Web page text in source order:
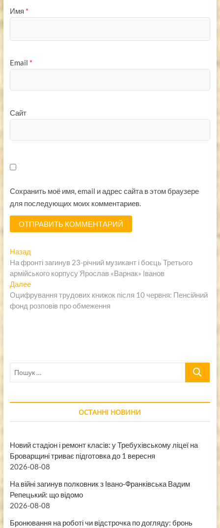
Имя *
Email *
Сайт
Сохранить моё имя, email и адрес сайта в этом браузере
для последующих моих комментариев.
Навигация
по
записям
НазадПредыдущая
запись:
На фронті загинув 23-річний музикант і боєць Третього
армійського корпусу Ярослав «Варнак» Іванов
ДалееСледующая
запись:
Оцифрування трудових книжок після 10 червня: Пенсійний
фонд розповів про обмеження
Пошук
ОСТАННІ НОВИНИ
Новий стадіон і ремонт класів: у Требухівському ліцеї на
Броварщині триває підготовка до 1 вересня
2026-08-08
На війні загинув полковник з Івано-Франківська Вадим
Репецький: що відомо
2026-08-08
Бронювання на роботі чи відстрочка по догляду: бронь